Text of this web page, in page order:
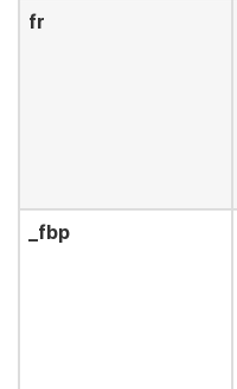
fr
_fbp